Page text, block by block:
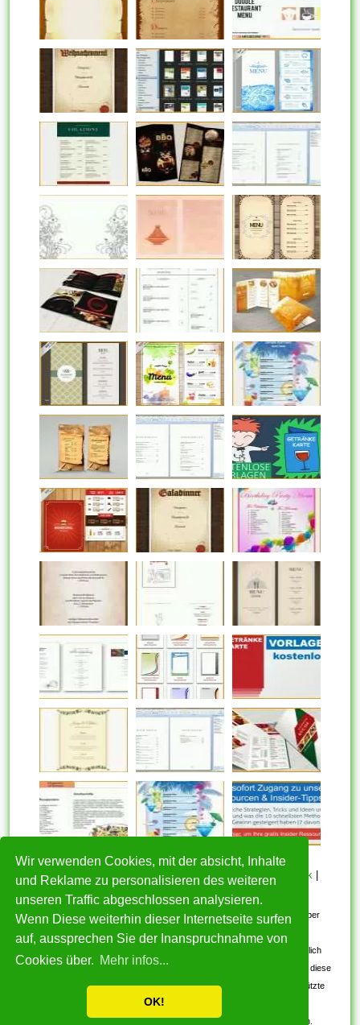
Wir verwenden Cookies, mit der absicht, Inhalte
und Reklame zu personalisieren des weiteren
unseren Traffic abgeschlossen analysieren.
Wenn Diese weiterhin dieser Internetseite surfen
auf, aussprechen Sie der Inanspruchnahme von
Cookies über. Mehr infos...
OK!
HOME |Über mich| Datenschutzerklärung|Cookie Politik
Copyright
Nutzungsbedingungen
Alle eingereichten Inhalte bleiben dem ursprünglichen Copyright-Inhaber
urheberrechtlich geschützt. Bitte beachten Sie: Bilder sind für den
persönlichen, nicht-kommerziellen Gebrauch. Wenn Sie urheberrechtlich
geschützte Bilder gefunden haben, wenden Sie sich an uns. Wir werden diese
umgehend entfernen. Wir beabsichtigen nicht, urheberrechtlich geschützte
Bilder anzuzeigen.
Kostenlos Vorlagen und Muster 2017-2026. Alle Rechte vorbehalten.